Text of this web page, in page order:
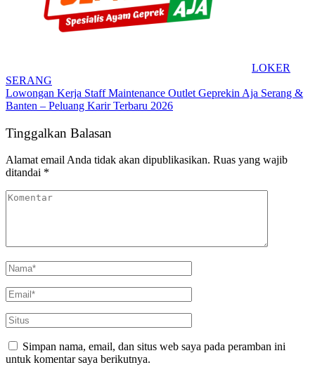
LOKER
SERANG
Lowongan Kerja Staff Maintenance Outlet Geprekin Aja Serang &
Banten – Peluang Karir Terbaru 2026
Tinggalkan Balasan
Alamat email Anda tidak akan dipublikasikan. Ruas yang wajib
ditandai *
Simpan nama, email, dan situs web saya pada peramban ini
untuk komentar saya berikutnya.